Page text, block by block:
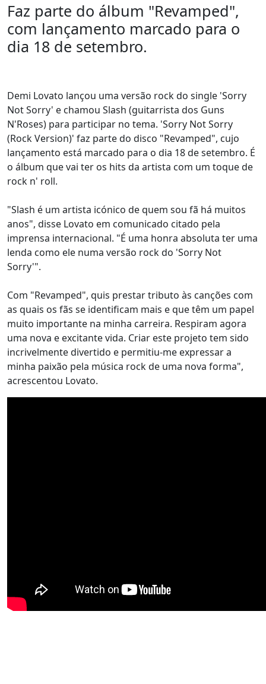
Faz parte do álbum "Revamped",
com lançamento marcado para o
dia 18 de setembro.
Demi Lovato lançou uma versão rock do single 'Sorry
Not Sorry' e chamou Slash (guitarrista dos Guns
N'Roses) para participar no tema. 'Sorry Not Sorry
(Rock Version)' faz parte do disco "Revamped", cujo
lançamento está marcado para o dia 18 de setembro. É
o álbum que vai ter os hits da artista com um toque de
rock n' roll.
"Slash é um artista icónico de quem sou fã há muitos
anos", disse Lovato em comunicado citado pela
imprensa internacional. "É uma honra absoluta ter uma
lenda como ele numa versão rock do 'Sorry Not
Sorry'".
Com "Revamped", quis prestar tributo às canções com
as quais os fãs se identificam mais e que têm um papel
muito importante na minha carreira. Respiram agora
uma nova e excitante vida. Criar este projeto tem sido
incrivelmente divertido e permitiu-me expressar a
minha paixão pela música rock de uma nova forma",
acrescentou Lovato.